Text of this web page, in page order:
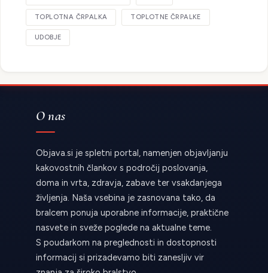
TOPLOTNA ČRPALKA TOPLOTNE ČRPALKE
UDOBJE
O nas
Objava.si je spletni portal, namenjen objavljanju
kakovostnih člankov s področij poslovanja,
doma in vrta, zdravja, zabave ter vsakdanjega
življenja. Naša vsebina je zasnovana tako, da
bralcem ponuja uporabne informacije, praktične
nasvete in sveže poglede na aktualne teme.
S poudarkom na preglednosti in dostopnosti
informacij si prizadevamo biti zanesljiv vir